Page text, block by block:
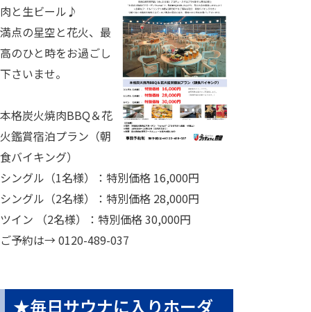
肉と生ビール♪
満点の星空と花火、最
高のひと時をお過ごし
下さいませ。
本格炭火焼肉BBQ＆花
火鑑賞宿泊プラン（朝
食バイキング）
シングル（1名様）：特別価格 16,000円
シングル（2名様）：特別価格 28,000円
ツイン （2名様）：特別価格 30,000円
ご予約は→ 0120-489-037
★毎日サウナに入りホーダ